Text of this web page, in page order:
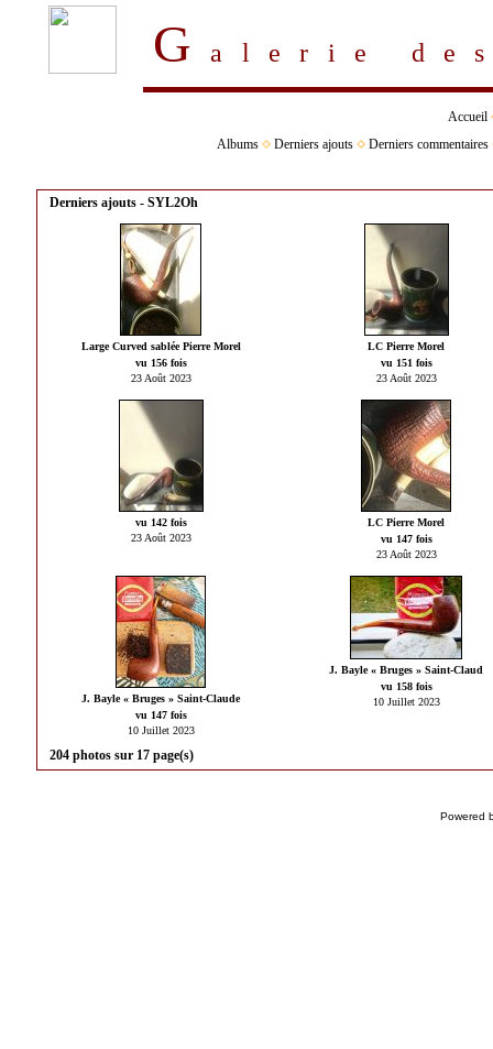
Galerie
Accueil
Albums
Derniers ajouts Derniers commentaires
Derniers ajouts - SYL2Oh
Large Curved sablée Pierre Morel
vu 156 fois
23 Août 2023
LC Pierre Morel
vu 151 fois
23 Août 2023
vu 142 fois
23 Août 2023
LC Pierre Morel
vu 147 fois
23 Août 2023
J. Bayle « Bruges » Saint-Claude
vu 147 fois
10 Juillet 2023
J. Bayle « Bruges » Saint-Claud
vu 158 fois
10 Juillet 2023
204 photos sur 17 page(s)
Powered